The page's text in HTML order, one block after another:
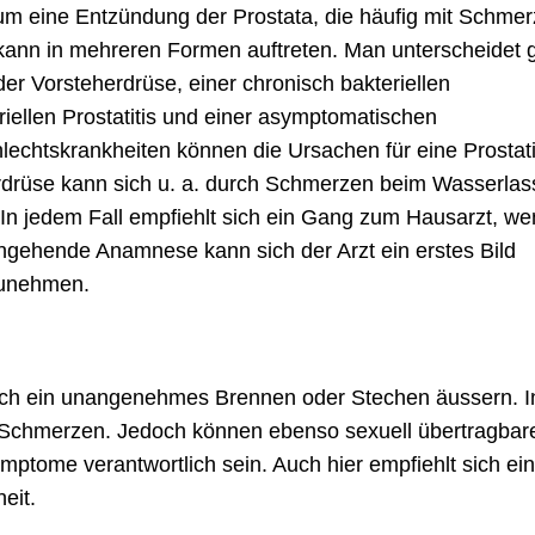
eine Entzündung der Prostata, die häufig mit
in mehreren Formen auftreten. Man unterscheidet
Vorsteherdrüse, einer chronisch bakteriellen
Prostatitis und einer asymptomatischen
können die Ursachen für eine
kann sich u. a. durch Schmerzen beim
jedem Fall empfiehlt sich ein Gang zum Hausarzt,
Anamnese kann sich der Arzt ein erstes Bild
ein unangenehmes Brennen oder Stechen äussern.
Jedoch können ebenso sexuell
verantwortlich sein. Auch hier empfiehlt sich